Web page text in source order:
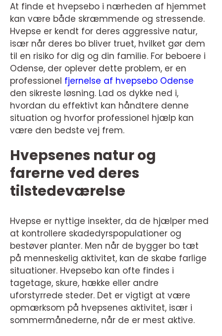
At finde et hvepsebo i nærheden af hjemmet
kan være både skræmmende og stressende.
Hvepse er kendt for deres aggressive natur,
især når deres bo bliver truet, hvilket gør dem
til en risiko for dig og din familie. For beboere i
Odense, der oplever dette problem, er en
professionel fjernelse af hvepsebo Odense
den sikreste løsning. Lad os dykke ned i,
hvordan du effektivt kan håndtere denne
situation og hvorfor professionel hjælp kan
være den bedste vej frem.
Hvepsenes natur og
farerne ved deres
tilstedeværelse
Hvepse er nyttige insekter, da de hjælper med
at kontrollere skadedyrspopulationer og
bestøver planter. Men når de bygger bo tæt
på menneskelig aktivitet, kan de skabe farlige
situationer. Hvepsebo kan ofte findes i
tagetage, skure, hække eller andre
uforstyrrede steder. Det er vigtigt at være
opmærksom på hvepsenes aktivitet, især i
sommermånederne, når de er mest aktive.